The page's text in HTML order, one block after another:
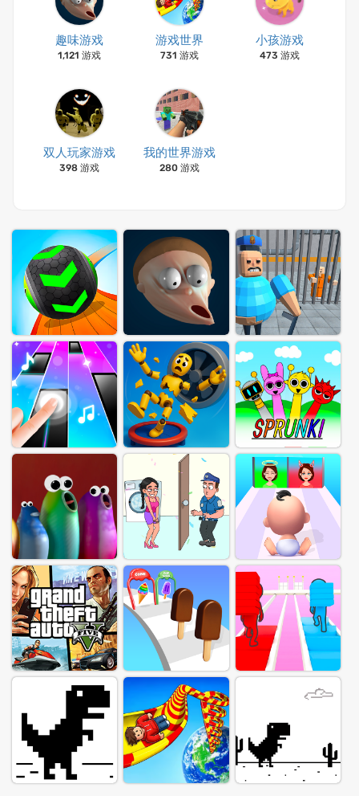
趣味游戏
1,121 游戏
游戏世界
731 游戏
小孩游戏
473 游戏
双人玩家游戏
398 游戏
我的世界游戏
280 游戏